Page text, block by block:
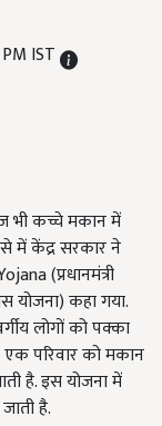
IST
भी कच्चे मकान में
में केंद्र सरकार ने
(प्रधानमंत्री
योजना) कहा गया.
लोगों को पक्का
परिवार को मकान
है. इस योजना में
है.